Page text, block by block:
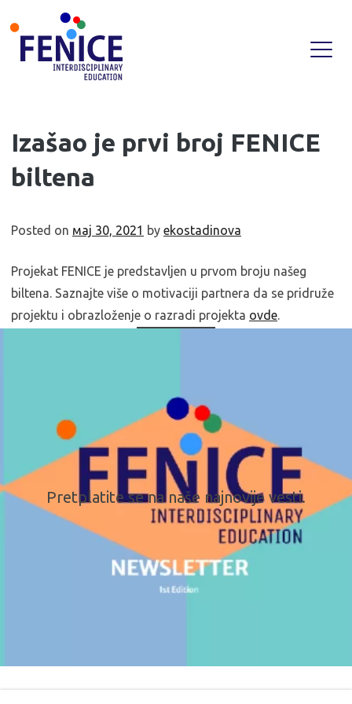
Skip
content
Izašao je prvi broj FENICE
biltena
Posted on мај 30, 2021 by ekostadinova
Projekat FENICE je predstavljen u prvom broju našeg
biltena. Saznajte više o motivaciji partnera da se pridruže
projektu i obrazloženje o razradi projekta ovde
Pretplatite se na naše najnovije vesti.